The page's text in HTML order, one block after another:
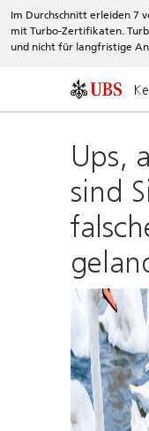
Im Durchschnitt erleiden 7
mit Turbo-Zertifikaten.
und nicht für langfristige
Ups,
sind